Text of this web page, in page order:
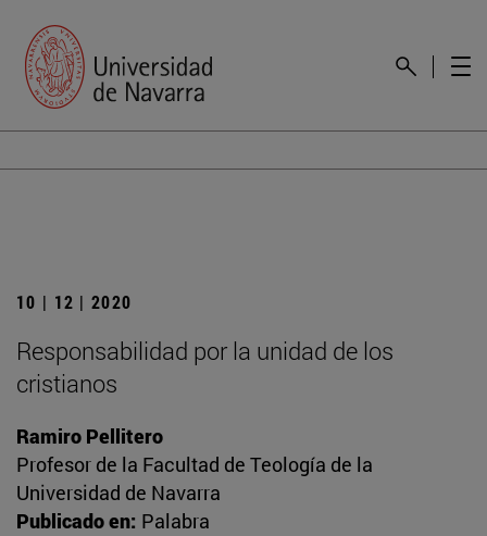
10 | 12 | 2020
Responsabilidad por la unidad de los
cristianos
Ramiro Pellitero
Profesor de la Facultad de Teología de la
Universidad de Navarra
Publicado en: Palabra